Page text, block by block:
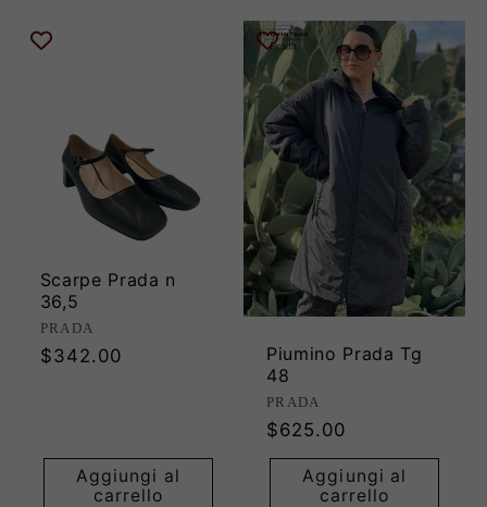
Scarpe Prada n
36,5
Produttore:
PRADA
Prezzo
$342.00
Aggiungi al
carrello
Piumino Prada Tg
48
Produttore:
PRADA
Prezzo
di
listino
$625.00
Aggiungi al
carrello